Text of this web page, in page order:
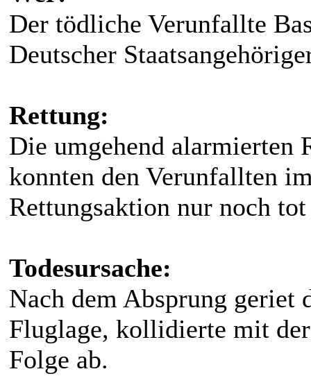
Der tödliche Verunfallte
Deutscher
Rettung:
Die umgehend alarmierten
konnten den Verunfallten
Rettungsaktion nur noch tot
Todesursache:
Nach dem Absprung geriet
Fluglage, kollidierte mit
Folge ab.